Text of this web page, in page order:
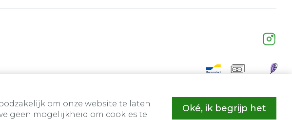
om onze website te laten
geen mogelijkheid om cookies te
Oké, ik begrijp het